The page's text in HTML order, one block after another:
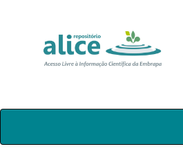
Skip